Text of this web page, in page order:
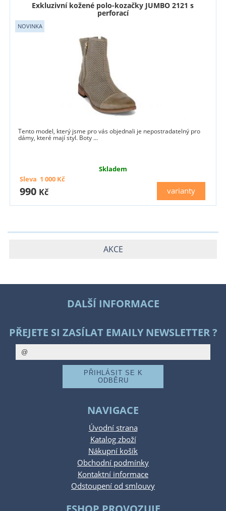
Exkluzivní kožené polo-kozačky JUMBO 2121 s
perforací
Tento model, který jsme pro vás objednali je nepostradatelný pro
dámy, které mají styl. Boty ...
Skladem
varianty
990 Kč
Sleva 1 000 Kč
AKCE
DALŠÍ INFORMACE
PŘEJETE SI ZASÍLAT EMAILY NEWSLETTER ?
NAVIGACE
Úvodní strana
Katalog zboží
Nákupní košík
Obchodní podmínky
Kontaktní informace
Odstoupení od smlouvy